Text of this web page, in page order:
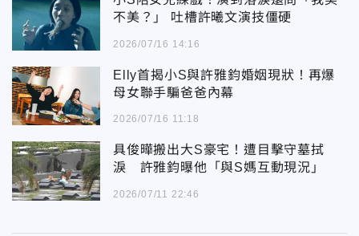
不美？」 吐槽許曦文演技僵硬
2026/07/16 14:16
Elly首揭小S與許雅鈞婚姻現狀！再爆
母女聯手騙爸爸內幕
2026/07/16 11:18
具俊曄搬出大S豪宅！遭目擊守墓拭
淚 許雅鈞曝他「與S媽互動現況」
2026/07/11 22:46